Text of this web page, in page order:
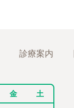
診療案内
金 土